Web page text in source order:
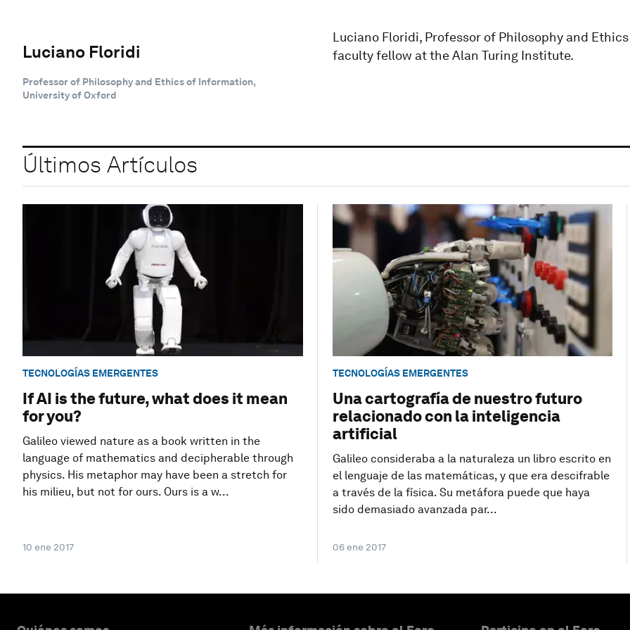
Luciano Floridi
Professor of Philosophy and Ethics of Information,
University of Oxford
Luciano Floridi, Professor of Philosophy and
faculty fellow at the Alan Turing Institute.
Últimos Artículos
TECNOLOGÍAS EMERGENTES
If AI is the future, what does it mean
for you?
Galileo viewed nature as a book written in the
language of mathematics and decipherable through
physics. His metaphor may have been a stretch for
his milieu, but not for ours. Ours is a w...
10 ene 2017
TECNOLOGÍAS EMERGENTES
Una cartografía de nuestro futuro
relacionado con la inteligencia
artificial
Galileo consideraba a la naturaleza un libro escrito en
el lenguaje de las matemáticas, y que era descifrable
a través de la física. Su metáfora puede que haya
sido demasiado avanzada par...
06 ene 2017